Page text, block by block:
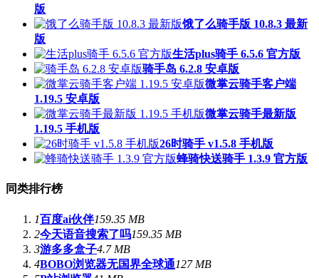
版
饿了么骑手版 10.8.3 最新
版
生活plus骑手 6.5.6 官方版
骑手岛 6.2.8 安卓版
微掌云骑手客户端
1.19.5 安卓版
微掌云骑手最新版
1.19.5 手机版
26时骑手 v1.5.8 手机版
蜂骑快送骑手 1.3.9 官方版
同类排行榜
1百度ai伙伴159.35 MB
2今天语音搜索了吗159.35 MB
3游多多盒子4.7 MB
4BOBO浏览器无国界全球通127 MB